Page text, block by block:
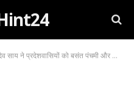
को बसंत पंचमी और सरस्वती पूजा की बधाई दी…